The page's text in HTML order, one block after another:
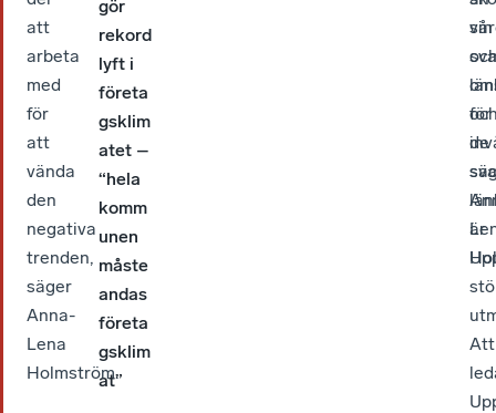
gör
rekord
lyft i
företa
gsklim
atet –
“hela
komm
unen
måste
andas
företa
gsklim
at”
att
arbeta
med
för
att
vända
den
negativa
trenden,
säger
Anna-
Lena
Holmström.
sin
de
är
Att
för